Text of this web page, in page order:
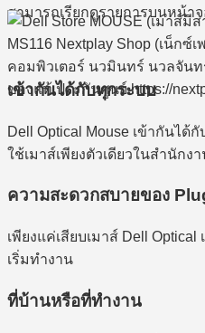
สามารถเรียกดูรายการบนหน้าจ
เข้ากันได้กับทุกระบบ
Dell Optical Mouse เข้ากันได้
ใช้เมาส์เพียงตัวเดียวในสำนัก
ความสะดวกสบายของ
เพียงแค่เสียบเมาส์ Dell
เริ่มทำงาน
ที่บ้านหรือที่ทำงาน